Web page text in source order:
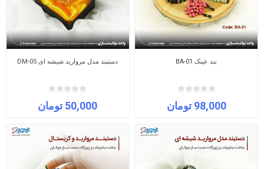
بند عینک BA-01
98,000 تومان
دستبند مدل مروارید شیشه ای DM-05
50,000 تومان